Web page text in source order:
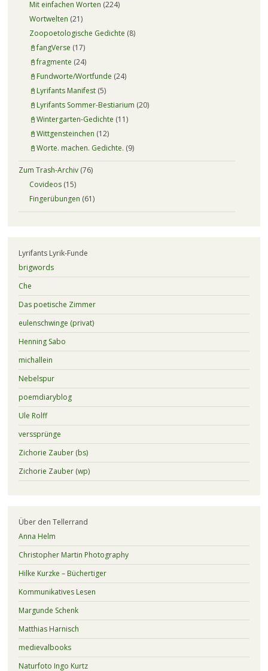
Mit einfachen Worten (224)
Wortwelten (21)
Zoopoetologische Gedichte (8)
📓fangVerse (17)
📓fragmente (24)
📓Fundworte/Wortfunde (24)
📓Lyrifants Manifest(5)
📓Lyrifants Sommer-Bestiarium (20)
📓Wintergarten-Gedichte (11)
📓Wittgensteinchen (12)
📓Worte. machen. Gedichte. (9)
Zum Trash-Archiv(76)
Covideos(15)
Fingerübungen (61)
Lyrifants Lyrik-Funde
brigwords
Che
Das poetische Zimmer
eulenschwinge (privat)
Henning Sabo
michallein
Nebelspur
poemdiaryblog
Ule Rolff
verssprünge
Zichorie Zauber (bs)
Zichorie Zauber (wp)
Über den Tellerrand
Anna Helm
Christopher Martin Photography
Hilke Kurzke – Büchertiger
Kommunikatives Lesen
Margunde Schenk
Matthias Harnisch
medievalbooks
Naturfoto Ingo Kurtz